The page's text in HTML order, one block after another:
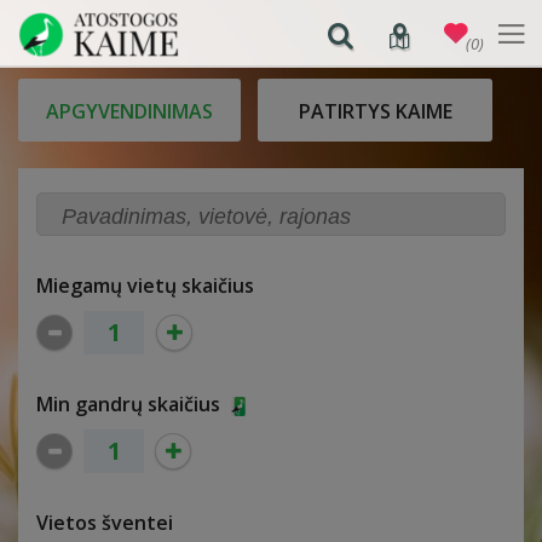
APGYVENDINIMAS PATIRTYS KAIME
Miegamų vietų skaičius
Min gandrų skaičius
Vietos šventei
(0)